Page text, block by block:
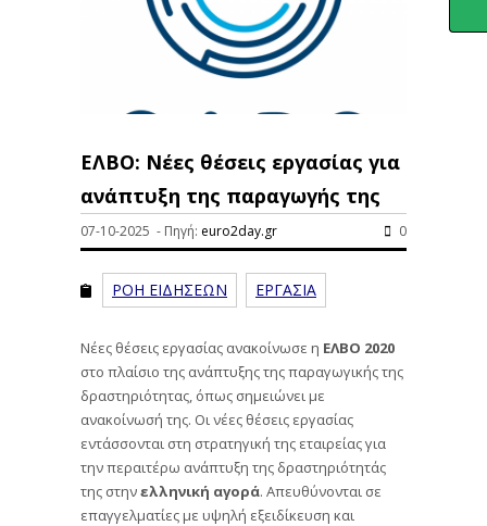
ΕΛΒΟ: Νέες θέσεις εργασίας για
ανάπτυξη της παραγωγής της
07-10-2025 - Πηγή: euro2day.gr 0
ΡΟΗ ΕΙΔΗΣΕΩΝ ΕΡΓΑΣΙΑ
Νέες θέσεις εργασίας ανακοίνωσε η ΕΛΒΟ 2020
στο πλαίσιο της ανάπτυξης της παραγωγικής της
δραστηριότητας, όπως σημειώνει με
ανακοίνωσή της. Οι νέες θέσεις εργασίας
εντάσσονται στη στρατηγική της εταιρείας για
την περαιτέρω ανάπτυξη της δραστηριότητάς
της στηνελληνική αγορά. Απευθύνονται σε
επαγγελματίες με υψηλή εξειδίκευση και